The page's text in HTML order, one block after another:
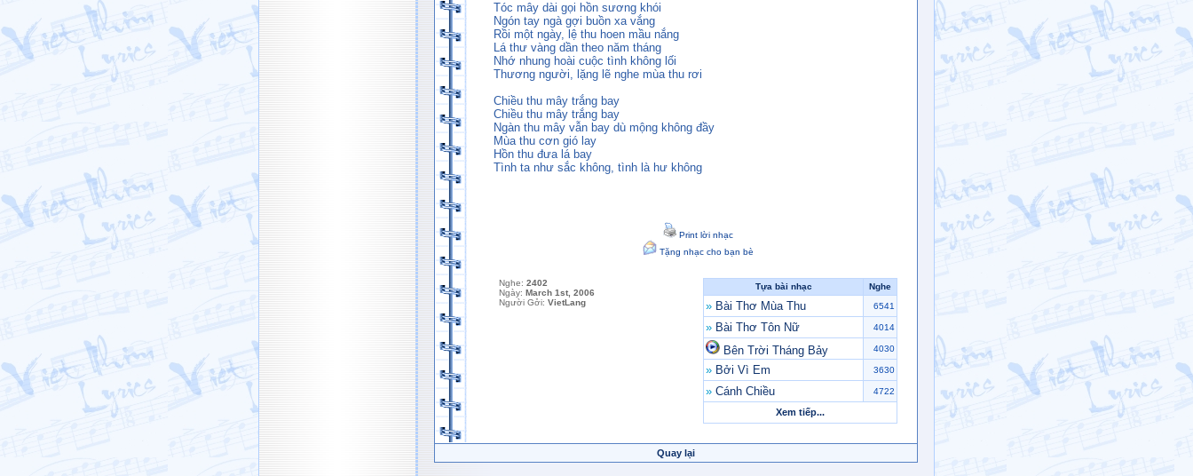
Tóc mây dài gọi hồn sương khói
Ngón tay ngà gợi buồn xa vắng
Rồi một ngày, lệ thu hoen mầu nắng
Lá thư vàng dần theo năm tháng
Nhớ nhung hoài cuộc tình không lối
Thương người, lặng lẽ nghe mùa thu rơi
Chiều thu mây trắng bay
Chiều thu mây trắng bay
Ngàn thu mây vẫn bay dù mộng không đầy
Mùa thu cơn gió lay
Hồn thu đưa lá bay
Tình ta như sắc không, tình là hư không
Print lời nhạc
Tặng nhạc cho bạn bè
Nghe: 2402
Ngày: March 1st, 2006
Người Gởi: VietLang
Tựa bài nhạc Nghe
» Bài Thơ Mùa Thu 6541
» Bài Thơ Tôn Nữ 4014
Bên Trời Tháng Bảy 4030
» Bởi Vì Em 3630
» Cánh Chiều 4722
Xem tiếp...
Quay lại